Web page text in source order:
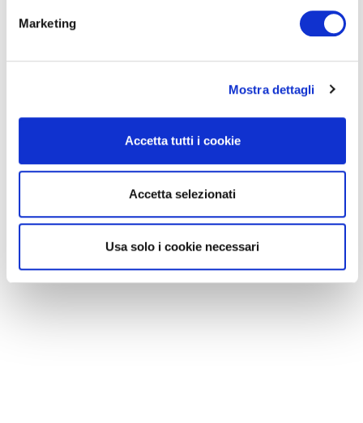
Marketing
Mostra dettagli
Accetta tutti i cookie
Accetta selezionati
Usa solo i cookie necessari